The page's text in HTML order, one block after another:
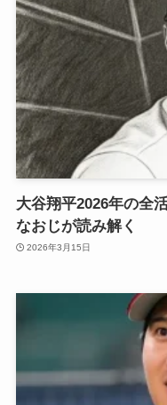
大谷翔平2026年の全
なおじが読み解く
2026年3月15日